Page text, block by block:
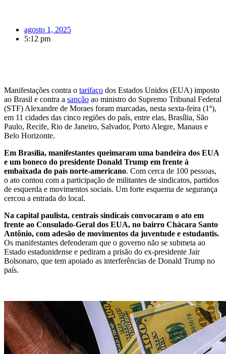
agosto 1, 2025
5:12 pm
Manifestações contra o tarifaço dos Estados Unidos (EUA) imposto
ao Brasil e contra a sanção ao ministro do Supremo Tribunal Federal
(STF) Alexandre de Moraes foram marcadas, nesta sexta-feira (1º),
em 11 cidades das cinco regiões do país, entre elas, Brasília, São
Paulo, Recife, Rio de Janeiro, Salvador, Porto Alegre, Manaus e
Belo Horizonte.
Em Brasília, manifestantes queimaram uma bandeira dos EUA
e um boneco do presidente Donald Trump em frente à
embaixada do país norte-americano. Com cerca de 100 pessoas,
o ato contou com a participação de militantes de sindicatos, partidos
de esquerda e movimentos sociais. Um forte esquema de segurança
cercou a entrada do local.
Na capital paulista, centrais sindicais convocaram o ato em
frente ao Consulado-Geral dos EUA, no bairro Chácara Santo
Antônio, com adesão de movimentos da juventude e estudantis.
Os manifestantes defenderam que o governo não se submeta ao
Estado estadunidense e pediram a prisão do ex-presidente Jair
Bolsonaro, que tem apoiado as interferências de Donald Trump no
país.